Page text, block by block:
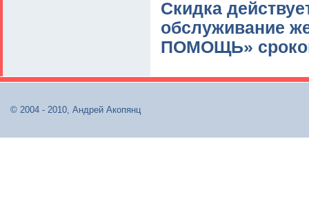
Скидка
обслуживание
ПОМОЩЬ»
© 2004 - 2010, Андрей Акопянц